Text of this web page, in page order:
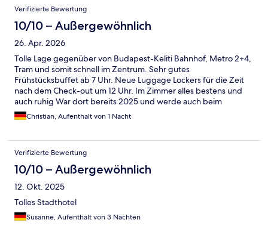
Verifizierte Bewertung
10/10 – Außergewöhnlich
26. Apr. 2026
Tolle Lage gegenüber von Budapest-Keliti Bahnhof, Metro 2+4,
Tram und somit schnell im Zentrum. Sehr gutes
Frühstücksbuffet ab 7 Uhr. Neue Luggage Lockers für die Zeit
nach dem Check-out um 12 Uhr. Im Zimmer alles bestens und
auch ruhig War dort bereits 2025 und werde auch beim
nächsten Budapest Trip wieder hier wohnen.
Christian, Aufenthalt von 1 Nacht
Verifizierte Bewertung
10/10 – Außergewöhnlich
12. Okt. 2025
Tolles Stadthotel
Susanne, Aufenthalt von 3 Nächten